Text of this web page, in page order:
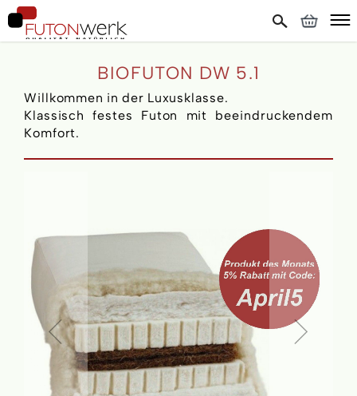
BIOFUTON DW 5.1
Willkommen in der Luxusklasse.
Klassisch festes Futon mit beeindruckendem
Komfort.
of
the
gallery